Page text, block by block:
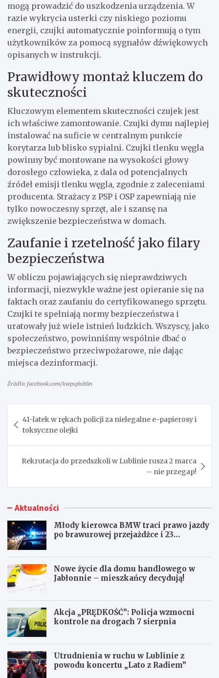
mogą prowadzić do uszkodzenia urządzenia. W
razie wykrycia usterki czy niskiego poziomu
energii, czujki automatycznie poinformują o tym
użytkowników za pomocą sygnałów dźwiękowych
opisanych w instrukcji.
Prawidłowy montaż kluczem do
skuteczności
Kluczowym elementem skuteczności czujek jest
ich właściwe zamontowanie. Czujki dymu najlepiej
instalować na suficie w centralnym punkcie
korytarza lub blisko sypialni. Czujki tlenku węgla
powinny być montowane na wysokości głowy
dorosłego człowieka, z dala od potencjalnych
źródeł emisji tlenku węgla, zgodnie z zaleceniami
producenta. Strażacy z PSP i OSP zapewniają nie
tylko nowoczesny sprzęt, ale i szansę na
zwiększenie bezpieczeństwa w domach.
Zaufanie i rzetelność jako filary
bezpieczeństwa
W obliczu pojawiających się nieprawdziwych
informacji, niezwykle ważne jest opieranie się na
faktach oraz zaufaniu do certyfikowanego sprzętu.
Czujki te spełniają normy bezpieczeństwa i
uratowały już wiele istnień ludzkich. Wszyscy, jako
społeczeństwo, powinniśmy wspólnie dbać o
bezpieczeństwo przeciwpożarowe, nie dając
miejsca dezinformacji.
Źródło: facebook.com/kwpsplublin
wpisu
41-latek w rękach policji za nielegalne e-papierosy i
toksyczne olejki
Rekrutacja do przedszkoli w Lublinie rusza 2 marca
– nie przegap!
Aktualności
Młody kierowca BMW traci prawo jazdy
po brawurowej przejażdżce i 23
Nowe życie dla domu handlowego w
Jabłonnie – mieszkańcy decydują!
Akcja „PRĘDKOŚĆ”: Policja wzmocni
kontrole na drogach 7 sierpnia
Utrudnienia w ruchu w Lublinie z
powodu koncertu „Lato z Radiem”